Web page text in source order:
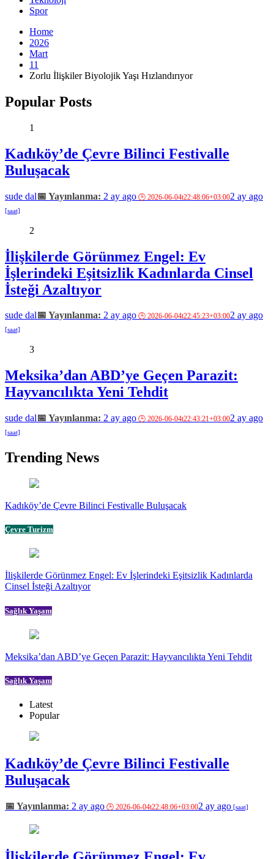
Spor
Home
2026
Mart
11
Zorlu İlişkiler Biyolojik Yaşı Hızlandırıyor
Popular Posts
1
Kadıköy’de Çevre Bilinci Festivalle
Buluşacak
sude dal 2 ay ago 2 ay ago
2
İlişkilerde Görünmez Engel: Ev
İşlerindeki Eşitsizlik Kadınlarda Cinsel
İsteği Azaltıyor
sude dal 2 ay ago 2 ay ago
3
Meksika’dan ABD’ye Geçen Parazit:
Hayvancılıkta Yeni Tehdit
sude dal 2 ay ago 2 ay ago
Trending News
Kadıköy’de Çevre Bilinci Festivalle Buluşacak
Çevre Turizm
İlişkilerde Görünmez Engel: Ev İşlerindeki Eşitsizlik Kadınlarda
Cinsel İsteği Azaltıyor
Sağlık Yaşam
Meksika’dan ABD’ye Geçen Parazit: Hayvancılıkta Yeni Tehdit
Sağlık Yaşam
Latest
Popular
Kadıköy’de Çevre Bilinci Festivalle
Buluşacak
2 ay ago 2 ay ago